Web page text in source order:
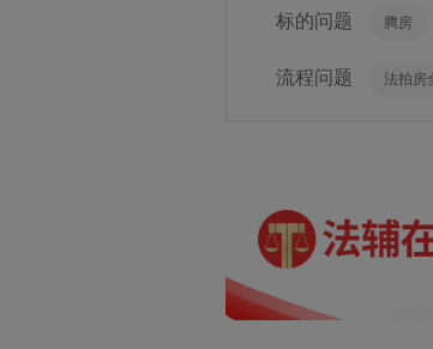
标的问题 腾房
流程问题